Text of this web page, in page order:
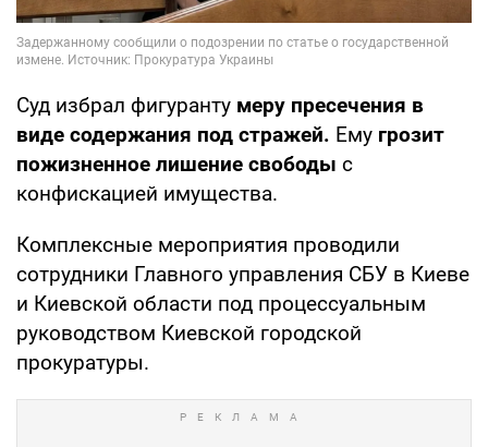
Суд избрал фигуранту меру пресечения в
виде содержания под стражей. Ему грозит
пожизненное лишение свободы с
конфискацией имущества.
Комплексные мероприятия проводили
сотрудники Главного управления СБУ в Киеве
и Киевской области под процессуальным
руководством Киевской городской
прокуратуры.